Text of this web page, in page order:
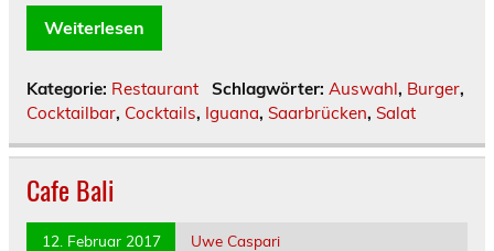
Weiterlesen
Kategorie: Restaurant Schlagwörter: Auswahl, Burger,
Cocktailbar, Cocktails, Iguana, Saarbrücken, Salat
Cafe Bali
12. Februar 2017
Uwe Caspari